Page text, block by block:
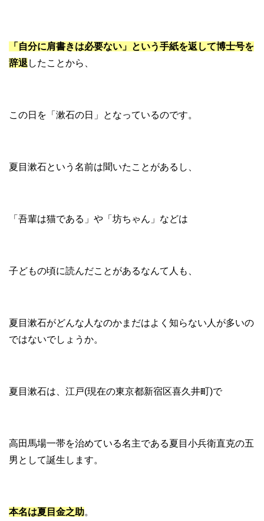
「自分に肩書きは必要ない」という手紙を返して博士号を
辞退 したことから、
この日を「漱石の日」となっているのです。
夏目漱石という名前は聞いたことがあるし、
「吾輩は猫である」や「坊ちゃん」などは
子どもの頃に読んだことがあるなんて人も、
夏目漱石がどんな人なのかまだはよく知らない人が多いの
ではないでしょうか。
夏目漱石は、江戸(現在の東京都新宿区喜久井町)で
高田馬場一帯を治めている名主である夏目小兵衛直克の五
男として誕生します。
本名は夏目金之助。